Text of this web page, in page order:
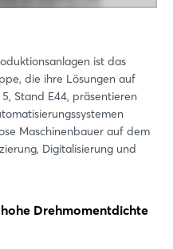
ist das
die ihre Lösungen auf
Stand E44, präsentieren
Maschinenbauer auf dem
Digitalisierung und
Drehmomentdichte